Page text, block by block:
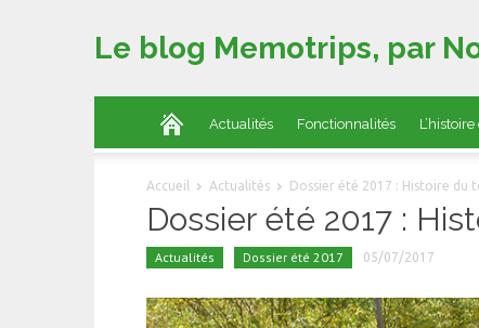
Le blog Memotrips, par
Actualités Fonctionnalités
Accueil Actualités Dossier été 2017 : Histoire du
Dossier été 2017 :
Actualités Dossier été 2017 05/07/2017